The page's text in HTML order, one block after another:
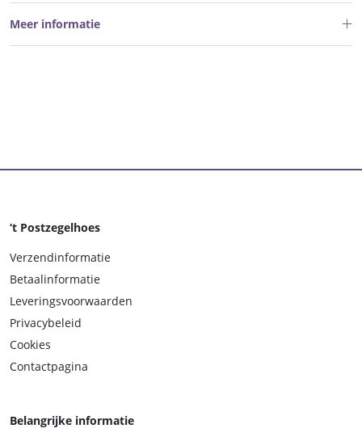
Meer informatie
‘t Postzegelhoes
Verzendinformatie
Betaalinformatie
Leveringsvoorwaarden
Privacybeleid
Cookies
Contactpagina
Belangrijke informatie